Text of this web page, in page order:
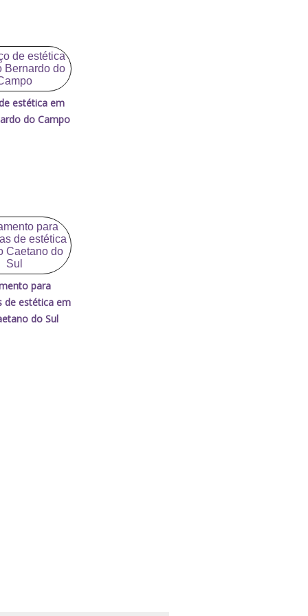
estética em
do Campo
para
de estética em
do Sul